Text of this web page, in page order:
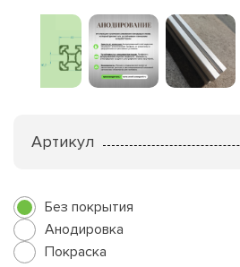
Артикул
Без покрытия
Анодировка
Покраска